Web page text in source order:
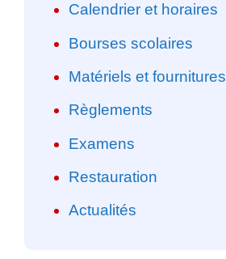
Calendrier et horaires
Bourses scolaires
Matériels et fournitures
Règlements
Examens
Restauration
Actualités